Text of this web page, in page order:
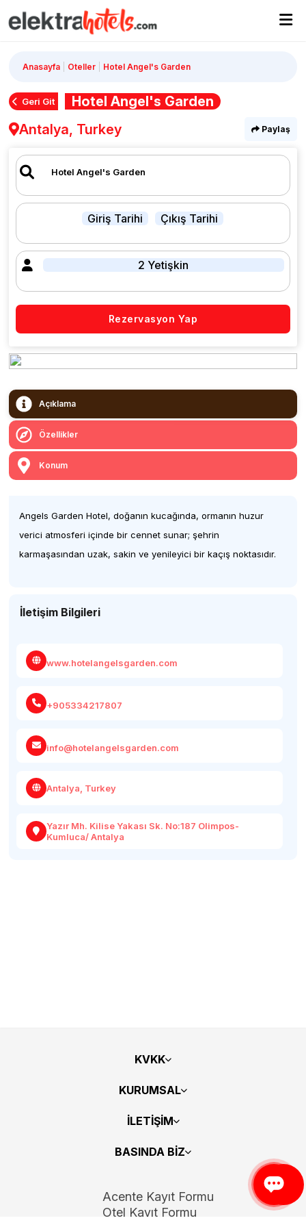
Anasayfa Oteller Hotel Angel's Garden
Geri Git
Hotel Angel's Garden
Antalya, Turkey
Paylaş
Giriş Tarihi Çıkış Tarihi
2 Yetişkin
Rezervasyon Yap
Açıklama
Özellikler
Konum
Angels Garden Hotel, doğanın kucağında, ormanın huzur
verici atmosferi içinde bir cennet sunar; şehrin
karmaşasından uzak, sakin ve yenileyici bir kaçış noktasıdır.
İletişim Bilgileri
www.hotelangelsgarden.com
+905334217807
info@hotelangelsgarden.com
Antalya, Turkey
Yazır Mh. Kilise Yakası Sk. No:187 Olimpos-
Kumluca/ Antalya
KVKK
KURUMSAL
İLETİŞİM
BASINDA BİZ
Acente Kayıt Formu
Otel Kayıt Formu